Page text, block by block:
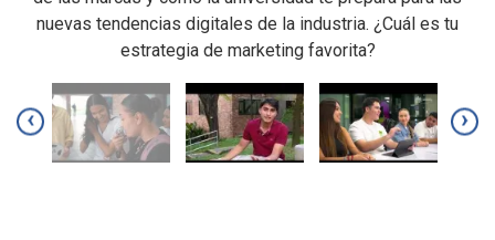
nuevas tendencias digitales de la industria. ¿Cuál es tu
estrategia de marketing favorita?
‹ ›